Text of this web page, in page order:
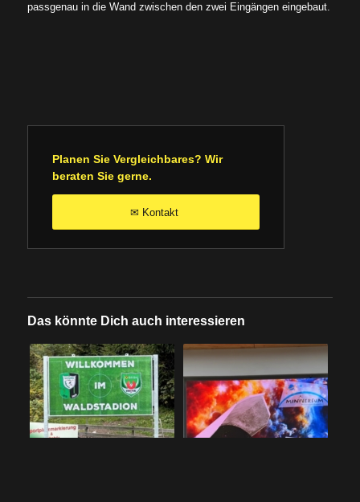
passgenau in die Wand zwischen den zwei Eingängen eingebaut.
Planen Sie Vergleichbares? Wir
beraten Sie gerne.
✉ Kontakt
Das könnte Dich auch interessieren